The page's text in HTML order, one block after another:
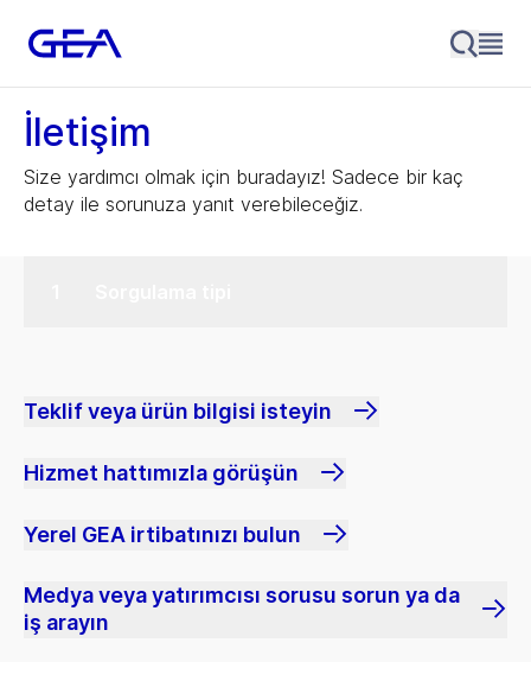
İletişim
Size yardımcı olmak için buradayız! Sadece bir kaç
detay ile sorunuza yanıt verebileceğiz.
Teklif veya ürün bilgisi isteyin
Hizmet hattımızla görüşün
Yerel GEA irtibatınızı bulun
Medya veya yatırımcısı sorusu sorun ya da
iş arayın